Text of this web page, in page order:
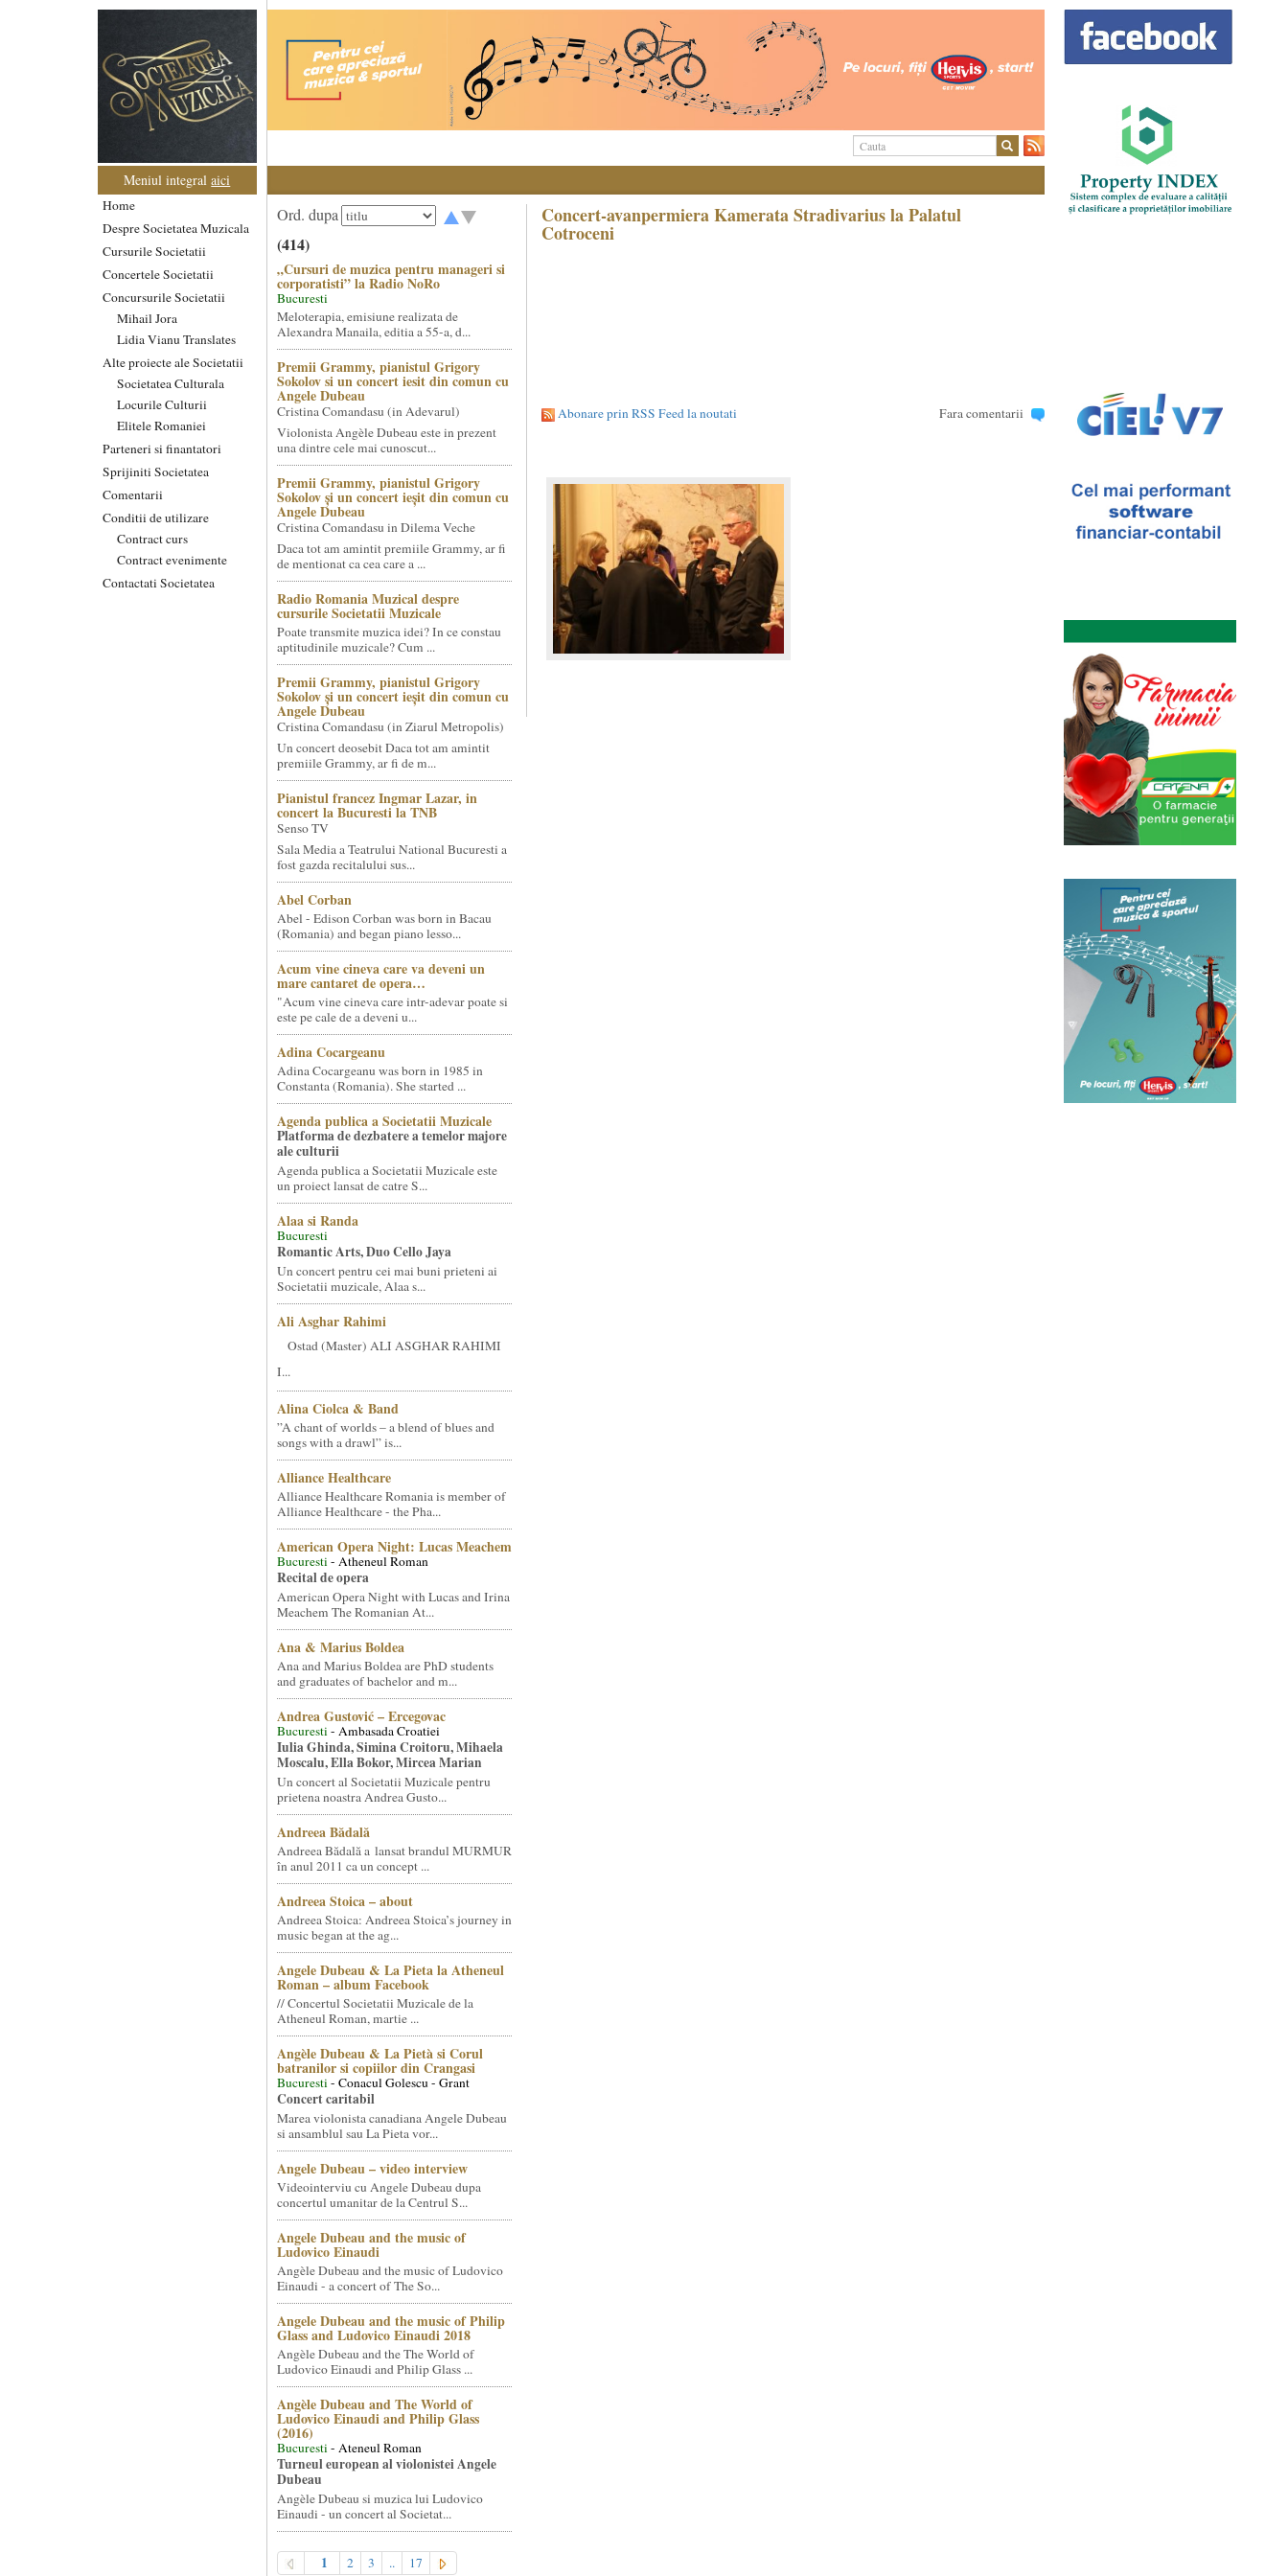
Meniul integralaici
Home
Despre Societatea Muzicala
Cursurile Societatii
Concertele Societatii
Concursurile Societatii
Mihail Jora
Lidia Vianu Translates
Alte proiecte ale Societatii
Societatea Culturala
Locurile Culturii
Elitele Romaniei
Parteneri si finantatori
Sprijiniti Societatea
Comentarii
Conditii de utilizare
Contract curs
Contract evenimente
Contactati Societatea
Ord. dupa
(414)
„Cursuri de muzica pentru manageri si
corporatisti” la Radio NoRo
Bucuresti
Meloterapia, emisiune realizata de
Alexandra Manaila, editia a 55-a, d...
Premii Grammy, pianistul Grigory
Sokolov si un concert iesit din comun cu
Angele Dubeau
Cristina Comandasu (in Adevarul)
Violonista Angèle Dubeau este in prezent
una dintre cele mai cunoscut...
Premii Grammy, pianistul Grigory
Sokolov și un concert ieșit din comun cu
Angele Dubeau
Cristina Comandasu in Dilema Veche
Daca tot am amintit premiile Grammy, ar fi
de mentionat ca cea care a ...
Radio Romania Muzical despre
cursurile Societatii Muzicale
Poate transmite muzica idei? In ce constau
aptitudinile muzicale? Cum ...
Premii Grammy, pianistul Grigory
Sokolov și un concert ieșit din comun cu
Angele Dubeau
Cristina Comandasu (in Ziarul Metropolis)
Un concert deosebit Daca tot am amintit
premiile Grammy, ar fi de m...
Pianistul francez Ingmar Lazar, in
concert la Bucuresti la TNB
Senso TV
Sala Media a Teatrului National Bucuresti a
fost gazda recitalului sus...
Abel Corban
Abel - Edison Corban was born in Bacau
(Romania) and began piano lesso...
Acum vine cineva care va deveni un
mare cantaret de opera…
"Acum vine cineva care intr-adevar poate si
este pe cale de a deveni u...
Adina Cocargeanu
Adina Cocargeanu was born in 1985 in
Constanta (Romania). She started ...
Agenda publica a Societatii Muzicale
Platforma de dezbatere a temelor majore
ale culturii
Agenda publica a Societatii Muzicale este
un proiect lansat de catre S...
Alaa si Randa
Bucuresti
Romantic Arts, Duo Cello Jaya
Un concert pentru cei mai buni prieteni ai
Societatii muzicale, Alaa s...
Ali Asghar Rahimi
Ostad (Master) ALI ASGHAR RAHIMI
I...
Alina Ciolca & Band
”A chant of worlds – a blend of blues and
songs with a drawl” is...
Alliance Healthcare
Alliance Healthcare Romania is member of
Alliance Healthcare - the Pha...
American Opera Night: Lucas Meachem
Bucuresti- Atheneul Roman
Recital de opera
American Opera Night with Lucas and Irina
Meachem The Romanian At...
Ana & Marius Boldea
Ana and Marius Boldea are PhD students
and graduates of bachelor and m...
Andrea Gustović – Ercegovac
Bucuresti- Ambasada Croatiei
Iulia Ghinda, Simina Croitoru, Mihaela
Moscalu, Ella Bokor, Mircea Marian
Un concert al Societatii Muzicale pentru
prietena noastra Andrea Gusto...
Andreea Bădală
Andreea Bădală a lansat brandul MURMUR
în anul 2011 ca un concept ...
Andreea Stoica – about
Andreea Stoica: Andreea Stoica’s journey in
music began at the ag...
Angele Dubeau & La Pieta la Atheneul
Roman – album Facebook
// Concertul Societatii Muzicale de la
Atheneul Roman, martie ...
Angèle Dubeau & La Pietà si Corul
batranilor si copiilor din Crangasi
Bucuresti- Conacul Golescu - Grant
Concert caritabil
Marea violonista canadiana Angele Dubeau
si ansamblul sau La Pieta vor...
Angele Dubeau – video interview
Videointerviu cu Angele Dubeau dupa
concertul umanitar de la Centrul S...
Angele Dubeau and the music of
Ludovico Einaudi
Angèle Dubeau and the music of Ludovico
Einaudi - a concert of The So...
Angele Dubeau and the music of Philip
Glass and Ludovico Einaudi 2018
Angèle Dubeau and the The World of
Ludovico Einaudi and Philip Glass ...
Angèle Dubeau and The World of
Ludovico Einaudi and Philip Glass
(2016)
Bucuresti- Ateneul Roman
Turneul european al violonistei Angele
Dubeau
Angèle Dubeau si muzica lui Ludovico
Einaudi - un concert al Societat...
1 2 3 .. 17
Concert-avanpermiera Kamerata Stradivarius la Palatul
Cotroceni
Abonare prin RSS Feed la noutati Fara comentarii